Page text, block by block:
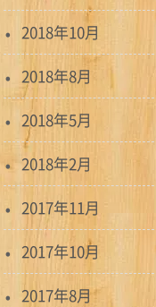
2018年10月
2018年8月
2018年5月
2018年2月
2017年11月
2017年10月
2017年8月